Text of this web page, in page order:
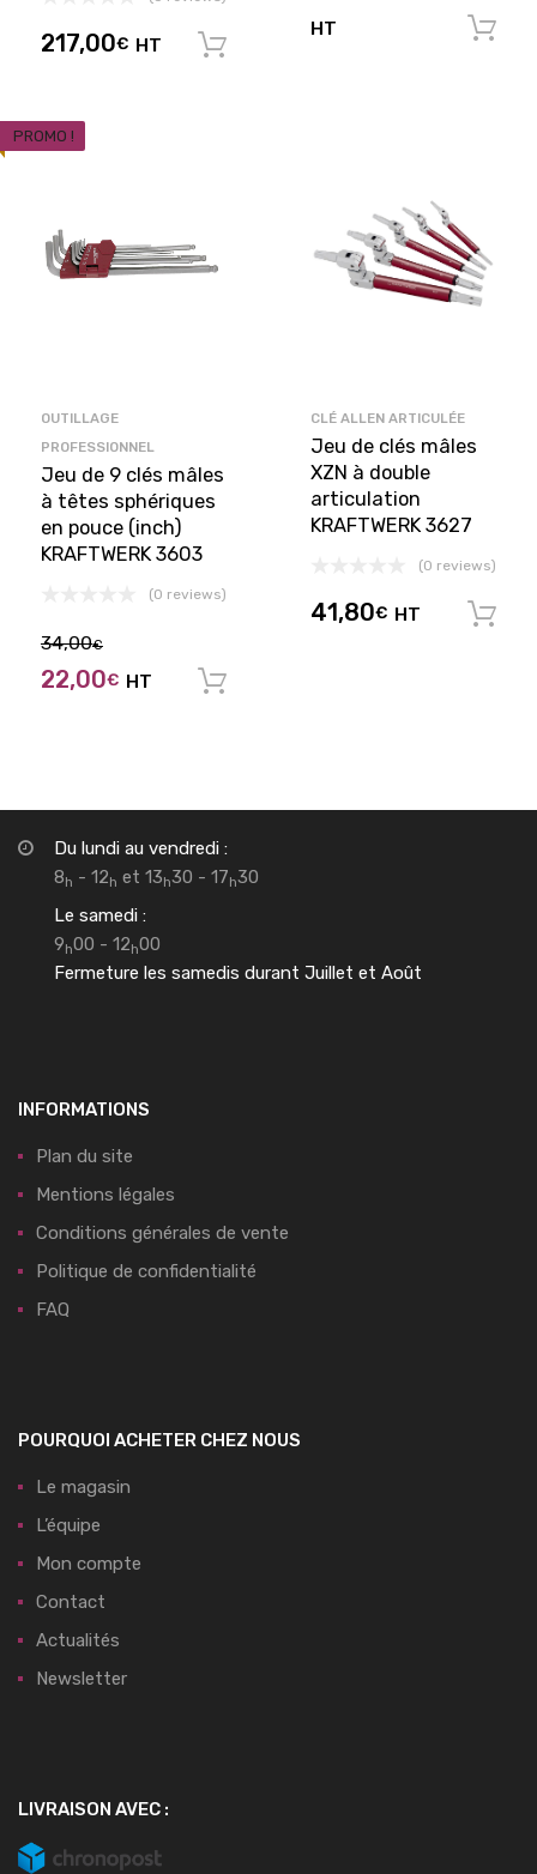
217,00€ HT
HT
PROMO !
OUTILLAGE
PROFESSIONNEL
Jeu de 9 clés mâles
à têtes sphériques
en pouce (inch)
KRAFTWERK 3603
(0 reviews)
34,00€
22,00€ HT
CLÉ ALLEN ARTICULÉE
Jeu de clés mâles
XZN à double
articulation
KRAFTWERK 3627
(0 reviews)
41,80€ HT
Du lundi au vendredi :
8h - 12h et 13h30 - 17h30
Le samedi :
9h00 - 12h00
Fermeture les samedis durant Juillet et Août
INFORMATIONS
Plan du site
Mentions légales
Conditions générales de vente
Politique de confidentialité
FAQ
POURQUOI ACHETER CHEZ NOUS
Le magasin
L’équipe
Mon compte
Contact
Actualités
Newsletter
LIVRAISON AVEC :